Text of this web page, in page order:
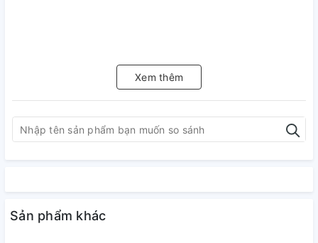
Xem thêm
Sản phẩm khác